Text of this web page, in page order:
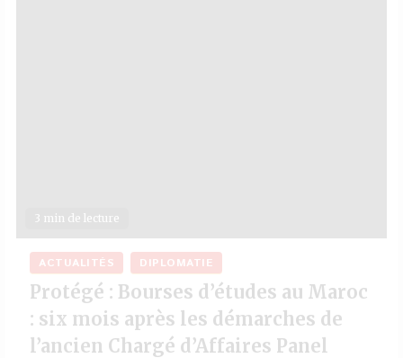
3 min de lecture
ACTUALITÉS DIPLOMATIE
Protégé : Bourses d’études au Maroc
: six mois après les démarches de
l’ancien Chargé d’Affaires Panel